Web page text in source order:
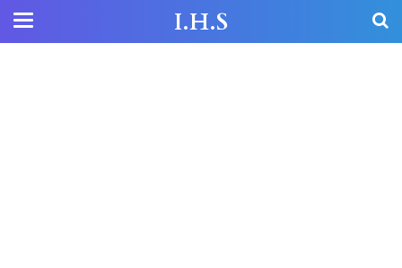
I.H.S